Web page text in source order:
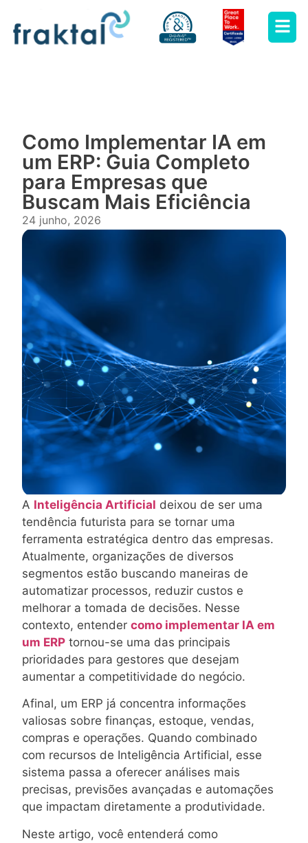
Como Implementar IA em
um ERP: Guia Completo
para Empresas que
Buscam Mais Eficiência
24 junho, 2026
A Inteligência Artificial deixou de ser uma
tendência futurista para se tornar uma
ferramenta estratégica dentro das empresas.
Atualmente, organizações de diversos
segmentos estão buscando maneiras de
automatizar processos, reduzir custos e
melhorar a tomada de decisões. Nesse
contexto, entender como implementar IA em
um ERP tornou-se uma das principais
prioridades para gestores que desejam
aumentar a competitividade do negócio.
Afinal, um ERP já concentra informações
valiosas sobre finanças, estoque, vendas,
compras e operações. Quando combinado
com recursos de Inteligência Artificial, esse
sistema passa a oferecer análises mais
precisas, previsões avançadas e automações
que impactam diretamente a produtividade.
Neste artigo, você entenderá como